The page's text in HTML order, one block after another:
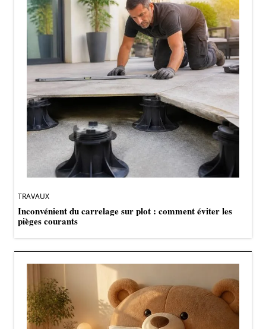
TRAVAUX
Inconvénient du carrelage sur plot : comment éviter les
pièges courants